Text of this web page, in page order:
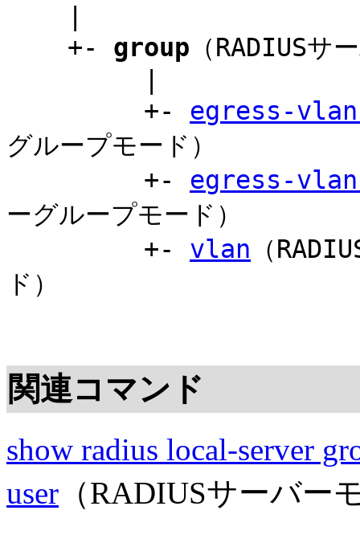
+- group （RADIUSサ
+- egress-
グループモード）
+- egress-
ーグループモード）
+- vlan （
ド）
関連コマンド
show radius local-server
user （RADIUSサーバー